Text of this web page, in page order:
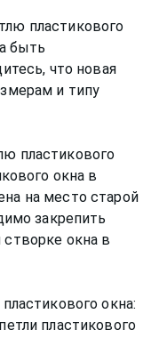
пластикового
быть
что новая
и типу
пластикового
окна в
на место старой
закрепить
окна в
окна:
пластикового